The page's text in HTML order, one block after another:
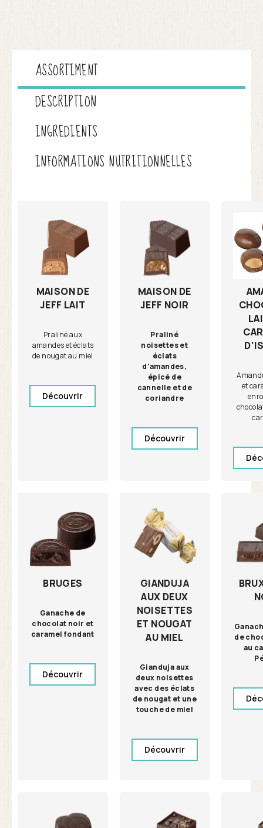
ASSORTIMENT
DESCRIPTION
INGREDIENTS
INFORMATIONS NUTRITIONNELLES
MAISON DE
JEFF LAIT
Praliné aux
amandes et éclats
de nougat au miel
Découvrir
MAISON DE
JEFF NOIR
Praliné
noisettes et
éclats
d'amandes,
épicé de
cannelle et de
coriandre
Découvrir
et
BRUGES
Ganache de
chocolat noir et
caramel fondant
Découvrir
GIANDUJA
AUX DEUX
NOISETTES
ET NOUGAT
AU MIEL
Gianduja aux
deux noisettes
avec des éclats
de nougat et une
touche de miel
Découvrir
de
au